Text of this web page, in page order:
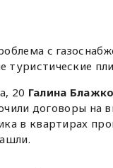
с
туристические
20 Галина Блажко
договоры на
в квартирах